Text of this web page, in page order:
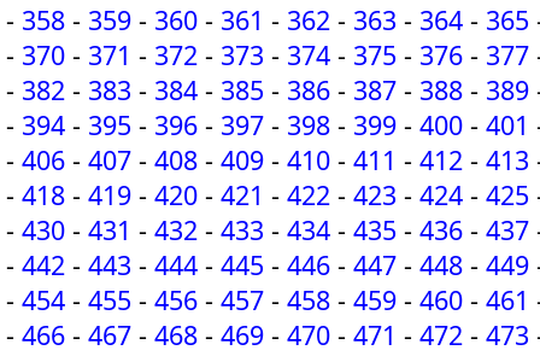
- 358 - 359 - 360 - 361 - 362 - 363 - 364 - 365
- 370 - 371 - 372 - 373 - 374 - 375 - 376 - 377
- 382 - 383 - 384 - 385 - 386 - 387 - 388 - 389
- 394 - 395 - 396 - 397 - 398 - 399 - 400 - 401
- 406 - 407 - 408 - 409 - 410 - 411 - 412 - 413
- 418 - 419 - 420 - 421 - 422 - 423 - 424 - 425
- 430 - 431 - 432 - 433 - 434 - 435 - 436 - 437
- 442 - 443 - 444 - 445 - 446 - 447 - 448 - 449
- 454 - 455 - 456 - 457 - 458 - 459 - 460 - 461
- 466 - 467 - 468 - 469 - 470 - 471 - 472 - 473